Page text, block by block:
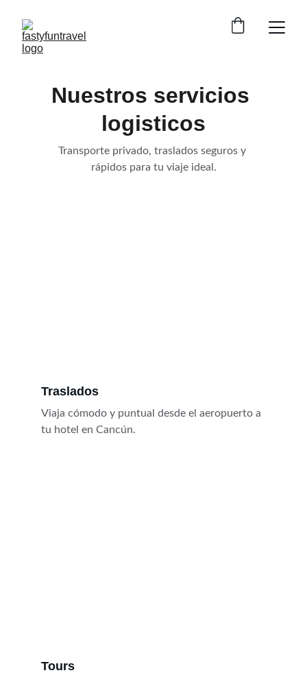
Nuestros servicios
logisticos
Transporte privado, traslados seguros y
rápidos para tu viaje ideal.
Traslados
Viaja cómodo y puntual desde el aeropuerto a
tu hotel en Cancún.
Tours